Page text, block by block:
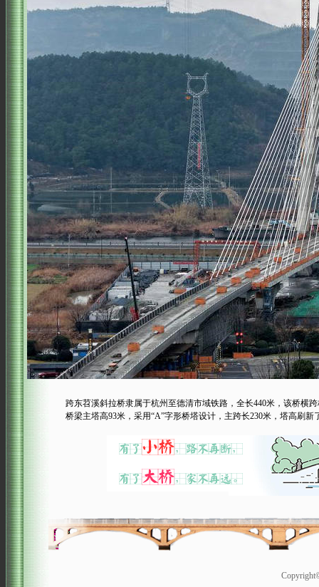
跨东苕溪斜拉桥隶属于杭州至德清市域铁路，全长440米，该桥横跨
桥梁主塔高93米，采用“A”字形桥塔设计，主跨长230米，塔高刷新